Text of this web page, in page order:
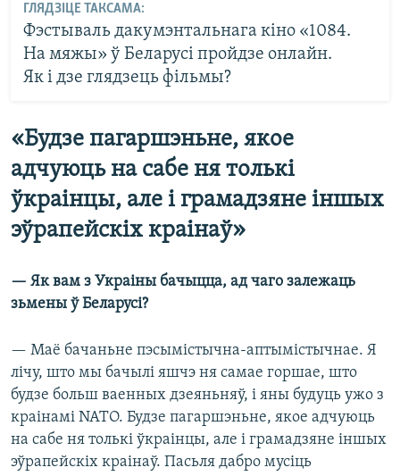
ГЛЯДЗІЦЕ ТАКСАМА:
Фэстываль дакумэнтальнага кіно «1084.
На мяжы» ў Беларусі пройдзе онлайн.
Як і дзе глядзець фільмы?
«Будзе пагаршэньне, якое
адчуюць на сабе ня толькі
ўкраінцы, але і грамадзяне іншых
эўрапейскіх краінаў»
— Як вам з Украіны бачыцца, ад чаго залежаць
зьмены ў Беларусі?
— Маё бачаньне пэсымістычна-аптымістычнае. Я
лічу, што мы бачылі яшчэ ня самае горшае, што
будзе больш ваенных дзеяньняў, і яны будуць ужо з
краінамі NATO. Будзе пагаршэньне, якое адчуюць
на сабе ня толькі ўкраінцы, але і грамадзяне іншых
эўрапейскіх краінаў. Пасьля дабро мусіць